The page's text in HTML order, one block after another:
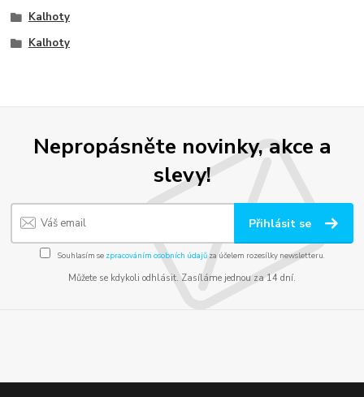
Kalhoty
Kalhoty
Nepropásněte novinky, akce a
slevy!
Přihlásit se
Souhlasím se zpracováním osobních údajůza účelem rozesílky newsletteru.
Můžete se kdykoli odhlásit. Zasíláme jednou za 14 dní.